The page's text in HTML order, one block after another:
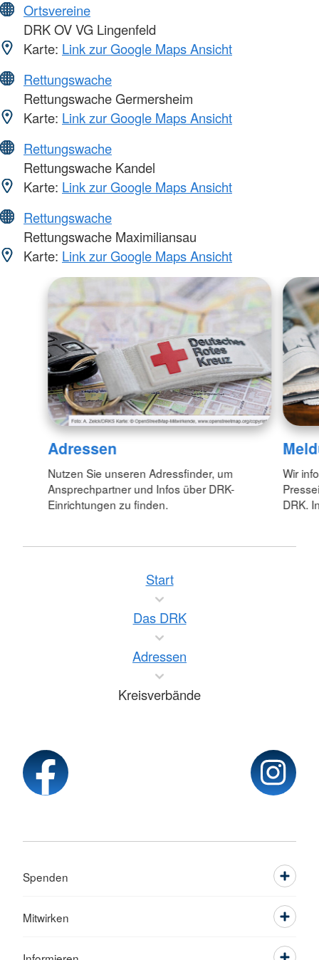
Ortsvereine
DRK OV VG Lingenfeld
Karte: Link zur Google Maps Ansicht
Rettungswache
Rettungswache Germersheim
Karte: Link zur Google Maps Ansicht
Rettungswache
Rettungswache Kandel
Karte: Link zur Google Maps Ansicht
Rettungswache
Rettungswache Maximiliansau
Karte: Link zur Google Maps Ansicht
Adressen
Nutzen Sie unseren Adressfinder, um
Ansprechpartner und Infos über DRK-
Einrichtungen zu finden.
Wir
DRK.
Start
Das DRK
Adressen
Kreisverbände
Spenden
Mitwirken